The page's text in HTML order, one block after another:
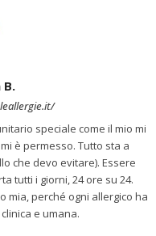
speciale come il mio mi
è permesso. Tutto sta a
che devo evitare). Essere
tutti i giorni, 24 ore su 24.
mia, perché ogni allergico ha
e umana.